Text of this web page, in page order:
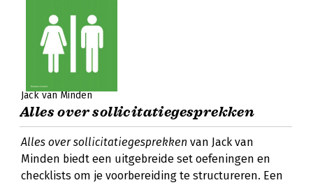
Jack van Minden
Alles over sollicitatiegesprekken
Alles over sollicitatiegesprekken van Jack van
Minden biedt een uitgebreide set oefeningen en
checklists om je voorbereiding te structureren. Een